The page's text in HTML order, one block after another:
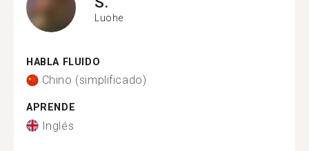
Luohe
HABLA FLUIDO
Chino (simplificado)
APRENDE
Inglés